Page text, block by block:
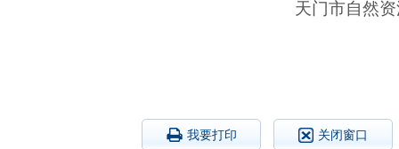
天门市自然
我要打印 关闭窗口